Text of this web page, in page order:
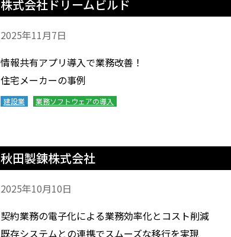
株式会社ドリームビルド
2025年11月7日
情報共有アプリ導入で業務改善！
住宅メーカーの事例
建設業 業務ソフトウェアの導入
秋田製錬株式会社
2025年10月10日
契約業務の電子化による業務効率化とコスト削減
既存システムとの連携でスムーズな移行を実現